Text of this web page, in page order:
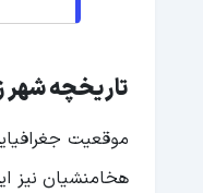
تاریخچه شهر
موقعیت
هخامنشیان نیز